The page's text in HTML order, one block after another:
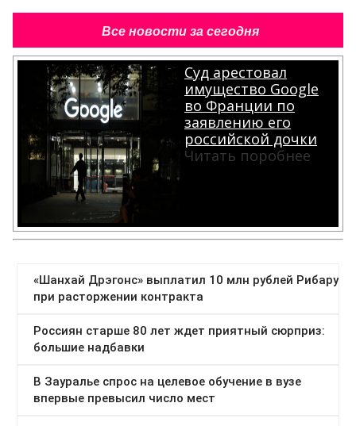
Все новости за сегодня
Суд арестовал
имущество Google
во Франции по
заявлению его
российской дочки
Читать поробнее